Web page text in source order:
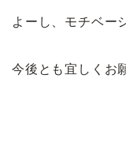
よーし、モチベー
今後とも宜しくお